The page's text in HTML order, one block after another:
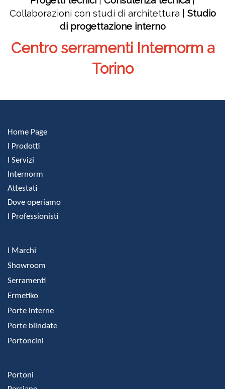
Collaborazioni con studi di architettura | Studio
di progettazione interno
Centro serramenti Internorm a
Torino
Home Page
I Prodotti
I Servizi
Internorm
Attestati
Dove operiamo
I Professionisti
I Marchi
Showroom
Serramenti
Ermetiko
Porte interne
Porte blindate
Portoncini
Portoni